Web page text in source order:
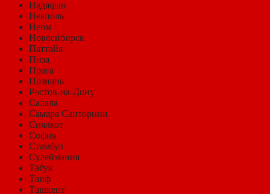
Наджран
Неаполь
Неом
Новосибирск
Паттайя
Пиза
Прага
Познань
Ростов-на-Дону
Салала
Самара Санторини
Сиялкот
София
Стамбул
Сулеймания
Табук
Таиф
Ташкент